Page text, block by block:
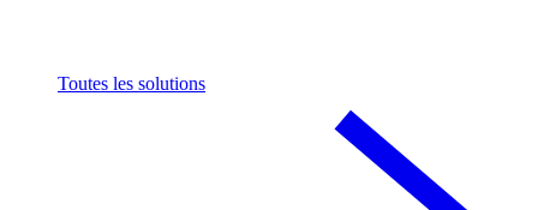
Toutes les solutions